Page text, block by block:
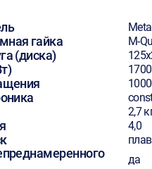
гайка M-
(диска)
2,7
4,0
да